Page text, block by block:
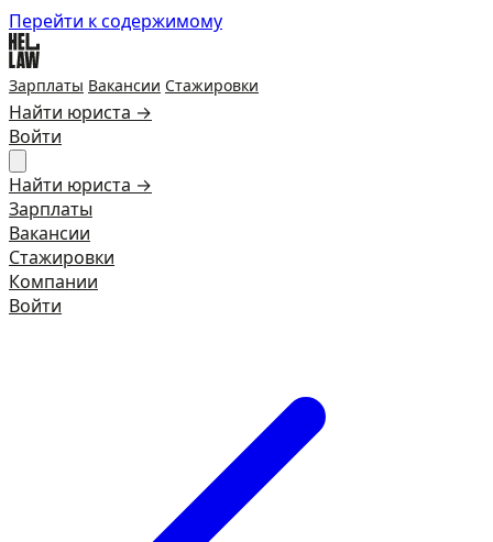
Перейти к содержимому
Зарплаты Вакансии Стажировки
Найти юриста →
Войти
Найти юриста →
Зарплаты
Вакансии
Стажировки
Компании
Войти